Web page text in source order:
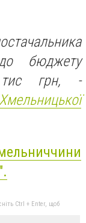
бюджету
грн, -
Ctrl + Enter, щоб